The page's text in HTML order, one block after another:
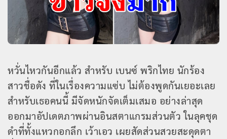
หวั่นไหวกันอีกแล้ว สำหรับ เบนซ์ พริกไทย นักร้อง
สาวชื่อดัง ที่ในเรื่องความแซ่บ ไม่ต้องพูดกันเยอะเลย
สำหรับเธอคนนี้ มีจัดหนักจัดเต็มเสมอ อย่างล่าสุด
ออกมาอัปเดตภาพผ่านอินสตาแกรมส่วนตัว ในลุคชุด
ดำที่ทั้งแหวกอกลึก เว้าเอว เผยสัดส่วนสวยสะดุดตา